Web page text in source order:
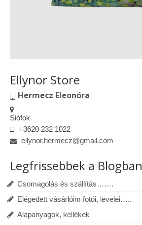
Ellynor Store
Hermecz Eleonóra
Siófok
+3620 232 1022
ellynor.hermecz@gmail.com
Legfrissebbek a Blogban
Csomagolás és szállítás…….
Elégedett vásárlóim fotói, levelei…..
Alapanyagok, kellékek